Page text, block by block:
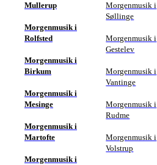
Mullerup
Morgenmusik i
Rolfsted
Morgenmusik i
Birkum
Morgenmusik i
Mesinge
Morgenmusik i
Martofte
Morgenmusik i
Morgenmusik i
Søllinge
Morgenmusik i
Gestelev
Morgenmusik i
Vantinge
Morgenmusik i
Rudme
Morgenmusik i
Volstrup